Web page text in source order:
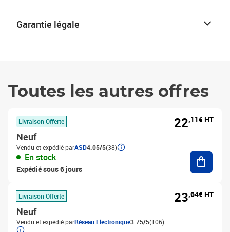
Garantie légale
Toutes les autres offres
Livraison Offerte
Neuf
Vendu et expédié parASD4.05/5(38)
En stock
Expédié sous 6 jours
22,11€ HT
Livraison Offerte
Neuf
Vendu et expédié parRéseau Electronique3.75/5(106)
23,64€ HT